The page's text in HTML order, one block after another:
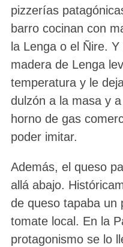
pizzerías
barro cocinan con
la Lenga o el Ñire.
madera de Lenga
temperatura y le
dulzón a la masa y
horno de gas
poder imitar.
Además, el queso
allá abajo.
de queso tapaba un
tomate local. En la
protagonismo se lo